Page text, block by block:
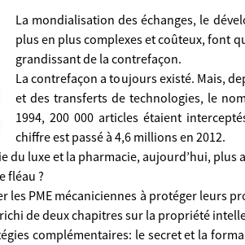
La mondialisation des échanges, le
plus en plus complexes et coûteux, font
grandissant de la contrefaçon.
La contrefaçon a toujours existé. Mais,
et des transferts de technologies, le
1994, 200 000 articles étaient
chiffre est passé à 4,6 millions en 2012.
du luxe et la pharmacie, aujourd’hui, plus
fléau ?
les PME mécaniciennes à protéger leurs
de deux chapitres sur la propriété
complémentaires: le secret et la